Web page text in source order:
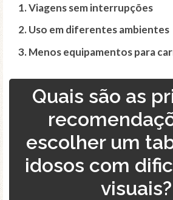
Viagens sem interrupções
Uso em diferentes ambientes
Menos equipamentos para
Quais são as
escolher um
idosos com
visuais?